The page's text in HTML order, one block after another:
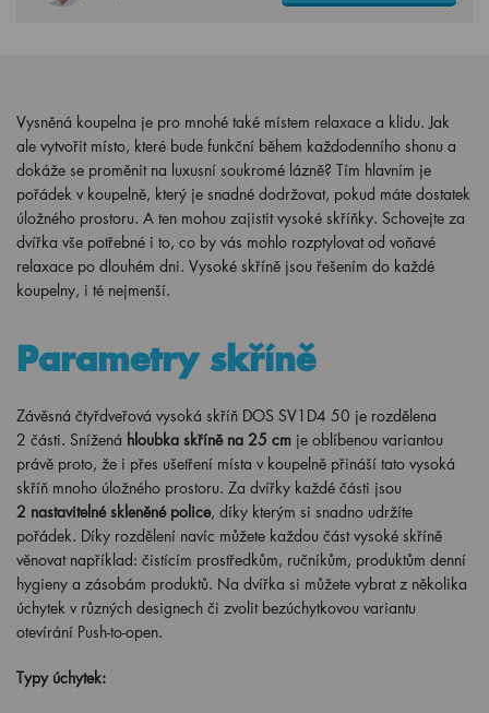
Vysněná koupelna je pro mnohé také místem relaxace a klidu. Jak
ale vytvořit místo, které bude funkční během každodenního shonu a
dokáže se proměnit na luxusní soukromé lázně? Tím hlavním je
pořádek v koupelně, který je snadné dodržovat, pokud máte dostatek
úložného prostoru. A ten mohou zajistit vysoké skříňky. Schovejte za
dvířka vše potřebné i to, co by vás mohlo rozptylovat od voňavé
relaxace po dlouhém dni. Vysoké skříně jsou řešením do každé
koupelny, i té nejmenší.
Parametry skříně
Závěsná čtyřdveřová vysoká skříň DOS SV1D4 50 je rozdělena
2 části. Snížená hloubka skříně na 25 cm je oblíbenou variantou
právě proto, že i přes ušetření místa v koupelně přináší tato vysoká
skříň mnoho úložného prostoru. Za dvířky každé části jsou
2 nastavitelné skleněné police, díky kterým si snadno udržíte
pořádek. Díky rozdělení navíc můžete každou část vysoké skříně
věnovat například: čistícím prostředkům, ručníkům, produktům denní
hygieny a zásobám produktů. Na dvířka si můžete vybrat z několika
úchytek v různých designech či zvolit bezúchytkovou variantu
otevírání Push-to-open.
Typy úchytek: